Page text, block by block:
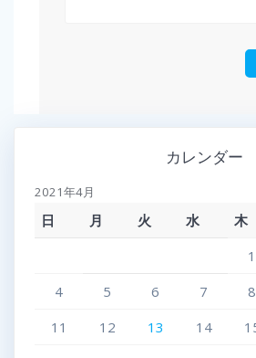
カレンダー
2021年4月
日 月 火 水 木
1
4
5 6 7 8
11
12 13 14